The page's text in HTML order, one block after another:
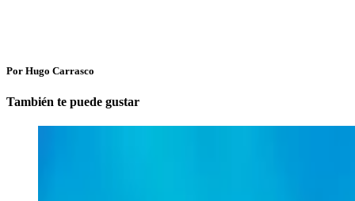
Por Hugo Carrasco
También te puede gustar